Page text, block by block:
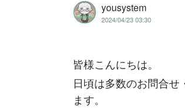
yousystem
2024/04/23 03:30
皆様こんにちは。
日頃は多数のお問合
ます。